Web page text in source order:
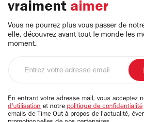
vraiment aimer
Vous ne pourrez plus vous passer de
elle, découvrez avant tout le monde les
moment.
email
En entrant votre adresse mail, vous acceptez
d'utilisation et notre politique de confidentialité
emails de Time Out à propos de l'actualité,